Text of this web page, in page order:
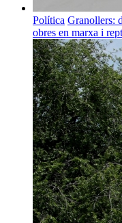
Política Granollers:
obres en marxa i